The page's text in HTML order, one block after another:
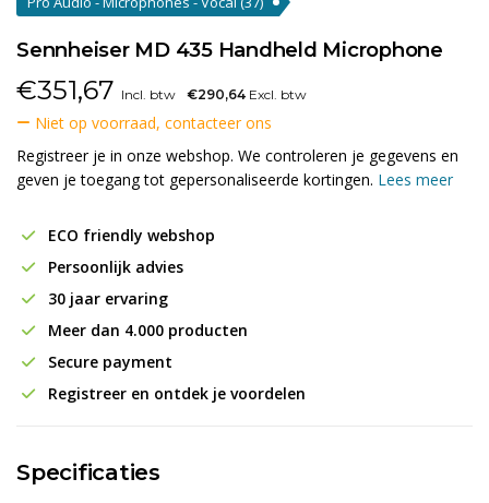
Sennheiser MD 435 Handheld Microphone
€351,67 Incl. btw €290,64 Excl. btw
Niet op voorraad, contacteer ons
Registreer je in onze webshop. We controleren je gegevens en
geven je toegang tot gepersonaliseerde kortingen. Lees meer
ECO friendly webshop
Persoonlijk advies
30 jaar ervaring
Meer dan 4.000 producten
Secure payment
Registreer en ontdek je voordelen
Specificaties